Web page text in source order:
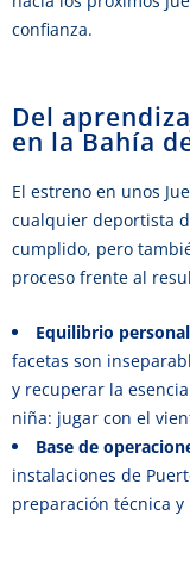
confianza.
Del
en la Bahía
El estreno en unos
cualquier deportista
cumplido, pero
proceso frente al
Equilibrio
facetas son
y recuperar la
niña: jugar con el
Base de
instalaciones de
preparación técnica y